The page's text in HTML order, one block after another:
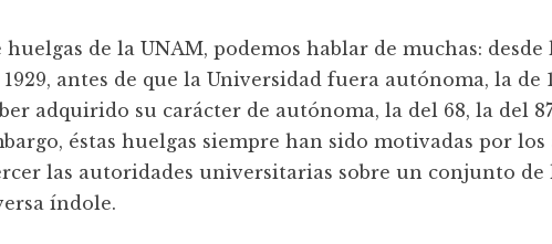
huelgas de la UNAM, podemos hablar de muchas:
1929, antes de que la Universidad fuera autónoma, la de
adquirido su carácter de autónoma, la del 68, la del
éstas huelgas siempre han sido motivadas por
las autoridades universitarias sobre un conjunto
índole.